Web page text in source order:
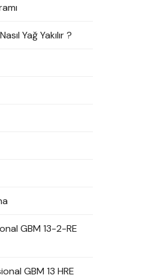
Yağ Yakılır ?
GBM 13-2-RE
GBM 13 HRE